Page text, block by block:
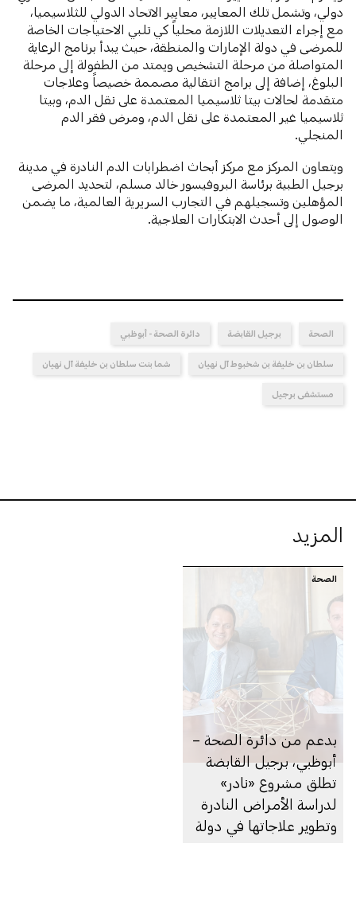
دولي، وتشمل تلك المعايير، معايير الاتحاد الدولي للثلاسيميا،
مع إجراء التعديلات اللازمة محلياً كي تلبي الاحتياجات الخاصة
للمرضى في دولة الإمارات والمنطقة، حيث يبدأ برنامج الرعاية
المتواصلة من مرحلة التشخيص ويمتد من الطفولة إلى مرحلة
البلوغ، إضافة إلى برامج انتقالية مصممة خصيصاً وعلاجات
متقدمة لحالات بيتا ثلاسيميا المعتمدة على نقل الدم، وبيتا
ثلاسيميا غير المعتمدة على نقل الدم، ومرض فقر الدم
المنجلي.
ويتعاون المركز مع مركز أبحاث اضطرابات الدم النادرة في مدينة
برجيل الطبية برئاسة البروفيسور خالد مسلم، لتحديد المرضى
المؤهلين وتسجيلهم في التجارب السريرية العالمية، ما يضمن
الوصول إلى أحدث الابتكارات العلاجية.
الصحة برجيل القابضة دائرة الصحة - أبوظبي
سلطان بن خليفة بن شخبوط آل نهيان شما بنت سلطان بن خليفة آل نهيان
مستشفى برجيل
المزيد
الصحة
بدعم من دائرة الصحة –
أبوظبي، برجيل القابضة
تطلق مشروع «نادر»
لدراسة الأمراض النادرة
وتطوير علاجاتها في دولة